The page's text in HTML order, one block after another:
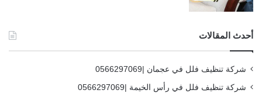
أحدث المقالات
شركة تنظيف فلل في عجمان |0566297069
شركة تنظيف فلل في رأس الخيمة |0566297069